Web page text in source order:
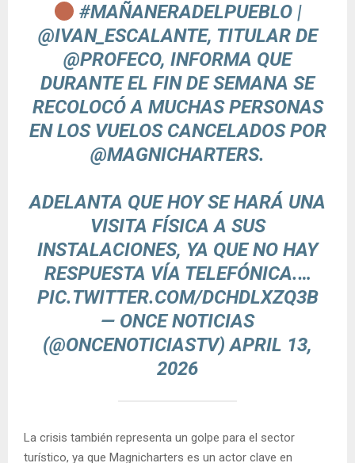
#MAÑANERADELPUEBLO |
@IVAN_ESCALANTE, TITULAR DE
@PROFECO, INFORMA QUE
DURANTE EL FIN DE SEMANA SE
RECOLOCÓ A MUCHAS PERSONAS
EN LOS VUELOS CANCELADOS POR
@MAGNICHARTERS.
ADELANTA QUE HOY SE HARÁ UNA
VISITA FÍSICA A SUS
INSTALACIONES, YA QUE NO HAY
RESPUESTA VÍA TELEFÓNICA.…
PIC.TWITTER.COM/DCHDLXZQ3B
— ONCE NOTICIAS
(@ONCENOTICIASTV)APRIL 13,
2026
La crisis también representa un golpe para el sector
turístico, ya que Magnicharters es un actor clave en